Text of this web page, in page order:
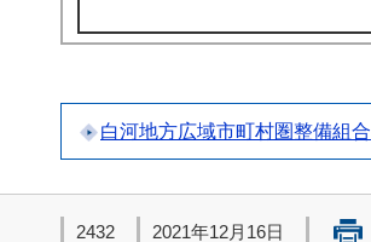
白河地方広域市町村圏整備組合
2432 2021年12月16日